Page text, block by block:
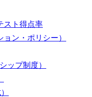
スト得点率
ン・ポリシー）
ップ制度）